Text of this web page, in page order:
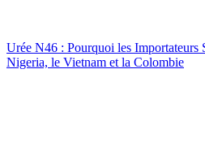
Urée N46 : Pourquoi les Importateurs
Nigeria, le Vietnam et la Colombie